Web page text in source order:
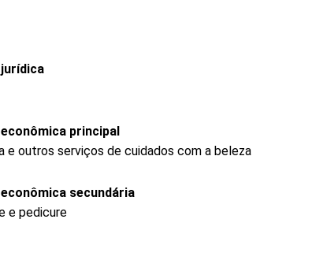
principal
outros serviços de cuidados com a beleza
secundária
e pedicure